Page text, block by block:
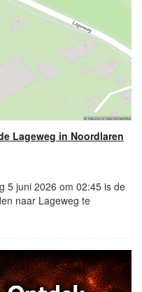
Lageweg in Noordlaren
5 juni 2026 om 02:45 is de
naar Lageweg te